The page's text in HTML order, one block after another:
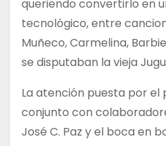
queriendo convertirlo en
tecnológico, entre
Muñeco, Carmelina,
se disputaban la vieja
La atención puesta por el
conjunto con
José C. Paz y el boca en